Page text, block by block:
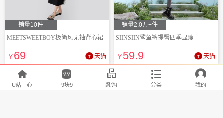
销量10件
MEETSWEETBOY极简风无袖背心裙
¥69 天猫
销量2.0万+件
SIINSIIN鲨鱼裤提臀四季显瘦
¥59.9 天猫

U站中心

9块9

聚/淘

分类

我的